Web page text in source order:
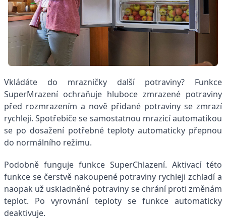
Vkládáte do mrazničky další potraviny? Funkce
SuperMrazení ochraňuje hluboce zmrazené potraviny
před rozmrazením a nově přidané potraviny se zmrazí
rychleji. Spotřebiče se samostatnou mrazicí automatikou
se po dosažení potřebné teploty automaticky přepnou
do normálního režimu.
Podobně funguje funkce SuperChlazení. Aktivací této
funkce se čerstvě nakoupené potraviny rychleji zchladí a
naopak už uskladněné potraviny se chrání proti změnám
teplot. Po vyrovnání teploty se funkce automaticky
deaktivuje.